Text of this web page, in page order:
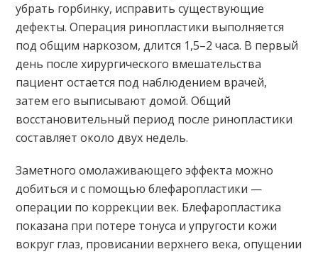
убрать горбинку, исправить существующие
дефекты. Операция ринопластики выполняется
под общим наркозом, длится 1,5–2 часа. В первый
день после хирургического вмешательства
пациент остается под наблюдением врачей,
затем его выписывают домой. Общий
восстановительный период после ринопластики
составляет около двух недель.
Заметного омолаживающего эффекта можно
добиться и с помощью блефаропластики —
операции по коррекции век. Блефаропластика
показана при потере тонуса и упругости кожи
вокруг глаз, провисании верхнего века, опущении